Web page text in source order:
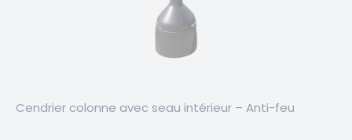
Cendrier colonne avec seau intérieur – Anti-feu